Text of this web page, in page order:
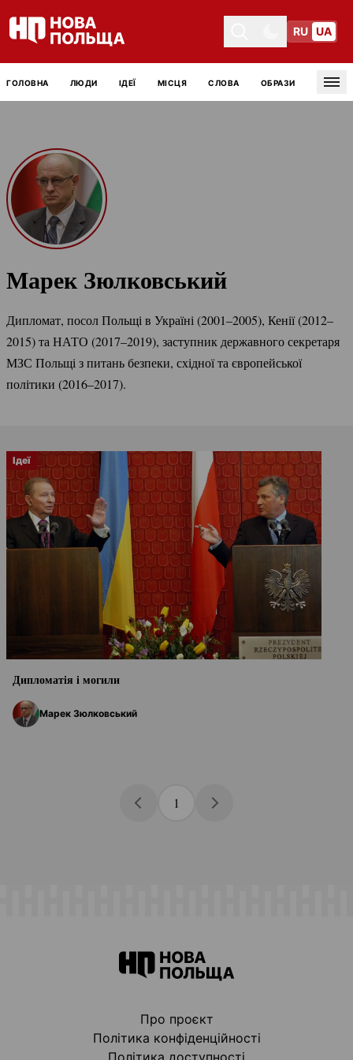
Toggle themeToggle theme
RU UA
ГОЛОВНА ЛЮДИ ІДЕЇ МІСЦЯ СЛОВА ОБРАЗИ
Марек Зюлковський
Дипломат, посол Польщі в Україні (2001–2005), Кенії (2012–
2015) та НАТО (2017–2019), заступник державного секретаря
МЗС Польщі з питань безпеки, східної та європейської
політики (2016–2017).
Ідеї
Дипломатія і могили
Марек Зюлковський
1
Про проєкт
Політика конфіденційності
Політика доступності